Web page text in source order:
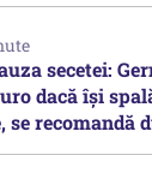
secetei:
dacă își
recomandă